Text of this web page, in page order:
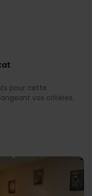
pour cette
vos critères.